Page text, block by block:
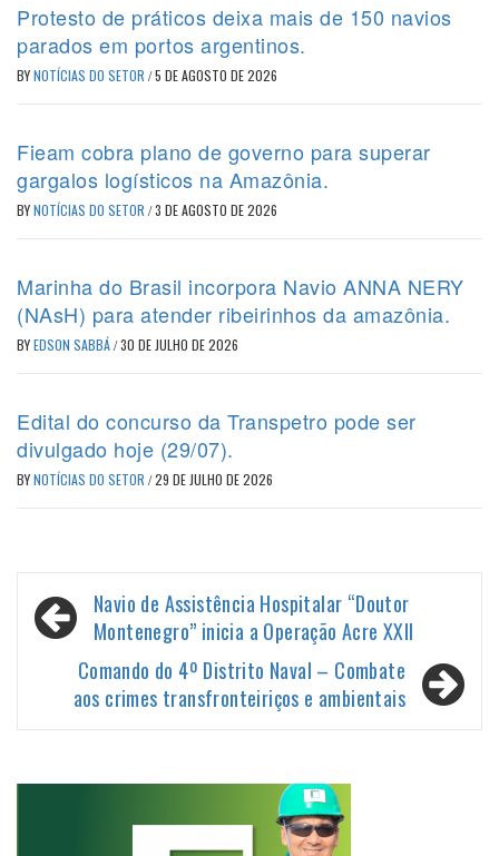
Protesto de práticos deixa mais de 150 navios
parados em portos argentinos.
BYNOTÍCIAS DO SETOR /5 DE AGOSTO DE 2026
Fieam cobra plano de governo para superar
gargalos logísticos na Amazônia.
BYNOTÍCIAS DO SETOR /3 DE AGOSTO DE 2026
Marinha do Brasil incorpora Navio ANNA NERY
(NAsH) para atender ribeirinhos da amazônia.
BYEDSON SABBÁ/30 DE JULHO DE 2026
Edital do concurso da Transpetro pode ser
divulgado hoje (29/07).
BYNOTÍCIAS DO SETOR /29 DE JULHO DE 2026
Navegação
de
Post
Navio de Assistência Hospitalar “Doutor
Montenegro” inicia a Operação Acre XXII
Comando do 4º Distrito Naval – Combate
aos crimes transfronteiriços e ambientais